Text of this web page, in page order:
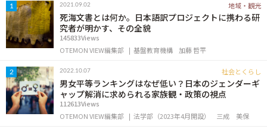
1 2021.09.02 地域・観光
死海文書とは何か。日本語訳プロジェクトに携わる研
究者が明かす、その全貌
145833Views
OTEMON VIEW編集部
基盤教育機構 加藤 哲平
2 2022.10.07 社会とくらし
男女平等ランキングはなぜ低い？日本のジェンダーギ
ャップ解消に求められる家族観・政策の視点
112613Views
OTEMON VIEW編集部
法学部（2023年4月開設） 三成 美保